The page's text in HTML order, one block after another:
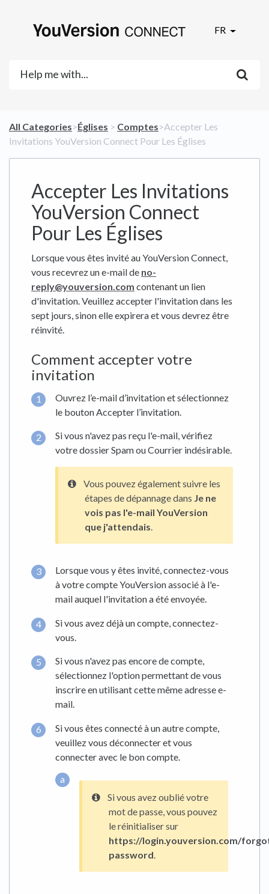
FR
All Categories​>​​Églises ​ > ​ ​Comptes​>​ Accepter Les
Invitations YouVersion Connect Pour Les Églises
Accepter Les Invitations
YouVersion Connect
Pour Les Églises
Lorsque vous êtes invité au YouVersion Connect,
vous recevrez un e-mail de no-
reply@youversion.com contenant un lien
d'invitation. Veuillez accepter l'invitation dans les
sept jours, sinon elle expirera et vous devrez être
réinvité.
Comment accepter votre
invitation
Ouvrez l’e-mail d’invitation et sélectionnez
le bouton Accepter l’invitation.
Si vous n'avez pas reçu l'e-mail, vérifiez
votre dossier Spam ou Courrier indésirable.
Vous pouvez également suivre les
étapes de dépannage dans Je ne
vois pas l'e-mail YouVersion
que j'attendais.
Lorsque vous y êtes invité, connectez-vous
à votre compte YouVersion associé à l'e-
mail auquel l'invitation a été envoyée.
Si vous avez déjà un compte, connectez-
vous.
Si vous n'avez pas encore de compte,
sélectionnez l'option permettant de vous
inscrire en utilisant cette même adresse e-
mail.
Si vous êtes connecté à un autre compte,
veuillez vous déconnecter et vous
connecter avec le bon compte.
Si vous avez oublié votre
mot de passe, vous pouvez
le réinitialiser sur
https://login.youversion.com/
password